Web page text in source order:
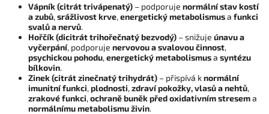
Vápník (citrát trivápenatý) – podporuje normální stav kostí
a zubů,srážlivost krve,energetický metabolismusa funkci
svalů a nervů.
Hořčík (dicitrát trihořečnatý bezvodý) – snižuje únavu a
vyčerpání, podporuje nervovou a svalovou činnost,
psychickou pohodu,energetický metabolismusa syntézu
bílkovin.
Zinek (citrát zinečnatý trihydrát) – přispívá knormální
imunitní funkci,plodnosti,zdraví pokožky, vlasů a nehtů,
zrakové funkci,ochraně buněk před oxidativním stresema
normálnímu metabolismu živin.